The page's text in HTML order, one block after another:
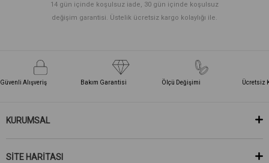
14 gün içinde koşulsuz iade, 30 gün içinde koşulsuz
değişim garantisi. Üstelik ücretsiz kargo kolaylığı ile.
Güvenli Alışveriş Bakım Garantisi Ölçü Değişimi Ücretsiz
KURUMSAL
SİTE HARİTASI